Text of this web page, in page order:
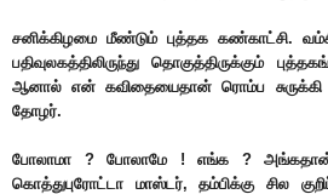
சனிக்கிழமை மீண்டும் புத்தக கண்காட்சி.
பதிவுலகத்திலிருந்து தொகுத்திருக்கும்
ஆனால் என் கவிதையைதான் ரொம்ப சுருக்கி
தோழர்.
போலாமா ? போலாமே ! எங்க ?
கொத்துபுரோட்டா மாஸ்டர், தம்பிக்கு சில